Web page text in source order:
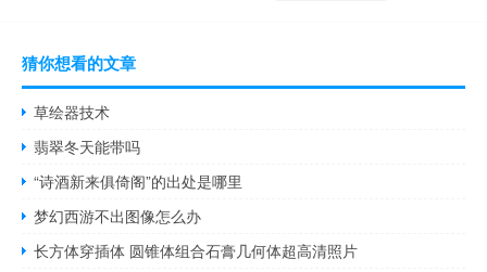
猜你想看的文章
草绘器技术
翡翠冬天能带吗
“诗酒新来俱倚阁”的出处是哪里
梦幻西游不出图像怎么办
长方体穿插体 圆锥体组合石膏几何体超高清照片